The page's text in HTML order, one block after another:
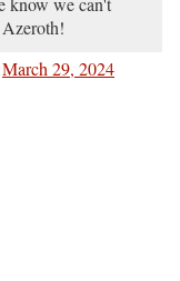
Azeroth!
March 29, 2024